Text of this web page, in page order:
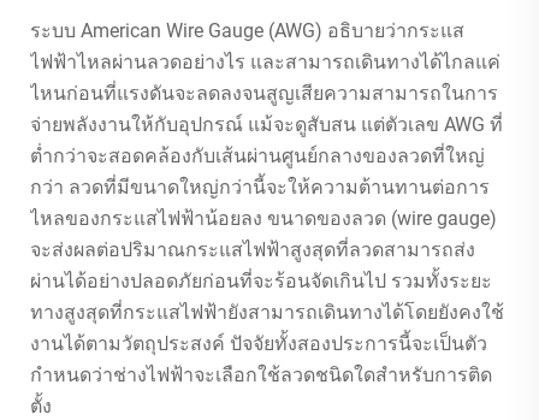
ระบบ American Wire Gauge (AWG) อธิบายว่ากระแส
ไฟฟ้าไหลผ่านลวดอย่างไร และสามารถเดินทางได้ไกลแค่
ไหนก่อนที่แรงดันจะลดลงจนสูญเสียความสามารถในการ
จ่ายพลังงานให้กับอุปกรณ์ แม้จะดูสับสน แต่ตัวเลข AWG ที่
ต่ำกว่าจะสอดคล้องกับเส้นผ่านศูนย์กลางของลวดที่ใหญ่
กว่า ลวดที่มีขนาดใหญ่กว่านี้จะให้ความต้านทานต่อการ
ไหลของกระแสไฟฟ้าน้อยลง ขนาดของลวด (wire gauge)
จะส่งผลต่อปริมาณกระแสไฟฟ้าสูงสุดที่ลวดสามารถส่ง
ผ่านได้อย่างปลอดภัยก่อนที่จะร้อนจัดเกินไป รวมทั้งระยะ
ทางสูงสุดที่กระแสไฟฟ้ายังสามารถเดินทางได้โดยยังคงใช้
งานได้ตามวัตถุประสงค์ ปัจจัยทั้งสองประการนี้จะเป็นตัว
กำหนดว่าช่างไฟฟ้าจะเลือกใช้ลวดชนิดใดสำหรับการติด
ตั้ง